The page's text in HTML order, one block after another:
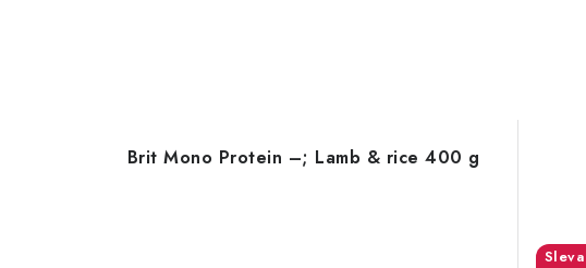
Brit Mono Protein –; Lamb & rice 400 g